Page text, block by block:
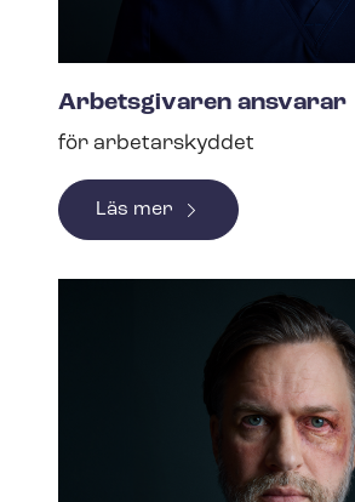
Arbetsgivaren ansvarar
för arbetarskyddet
Läs mer